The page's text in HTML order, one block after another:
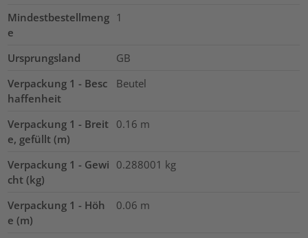
Mindestbestellmeng
e
1
Ursprungsland
GB
Verpackung 1 - Besc
haffenheit
Beutel
Verpackung 1 - Breit
e, gefüllt (m)
0.16 m
Verpackung 1 - Gewi
cht (kg)
0.288001 kg
Verpackung 1 - Höh
e (m)
0.06 m